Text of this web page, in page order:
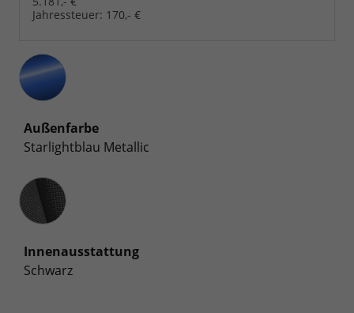
Jahressteuer: 170,- €
Außenfarbe
Starlightblau Metallic
Innenausstattung
Innenausstattung
Schwarz